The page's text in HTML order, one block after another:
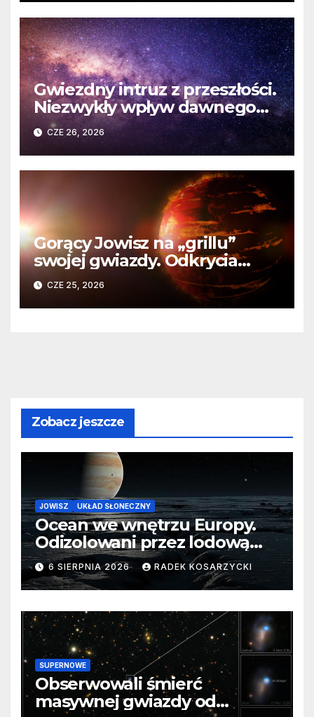
Gwiezdny intruz z przeszłości.
Niezwykły wpływ dawnego
spotkania na komety Układu
Słonecznego
CZE 26, 2026
Gorący Jowisz na „grillu”
swojej gwiazdy. Odkrycia
Teleskopu Webba o HD
80606 b
CZE 25, 2026
Zobacz jeszcze
JOWISZ UKŁAD SŁONECZNY
Ocean we wnętrzu Europy.
Odizolowani przez lodową
barierę
6 SIERPNIA 2026 RADEK KOSARZYCKI
SUPERNOWE
Obserwowali śmierć
masywnej gwiazdy od